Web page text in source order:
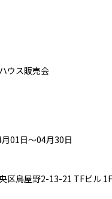
ウス販売会
01日～04月30日
区鳥屋野2-13-21 TFビル 1F